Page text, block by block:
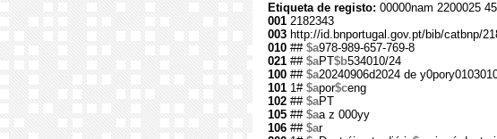
Etiqueta de registo: 00000nam 2200025
001 2182343
003 http://id.bnportugal.gov.pt/bib/catbnp/
010 ## $a978-989-657-769-8
021 ## $aPT$b534010/24
100 ## $a20240906d2024 de
101 1# $apor$ceng
102 ## $aPT
105 ## $aa z 000yy
106 ## $ar